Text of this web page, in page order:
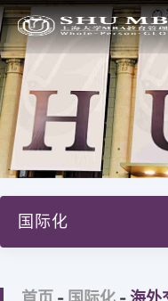
首页
新闻活动
国际化